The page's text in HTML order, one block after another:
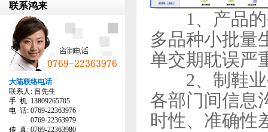
联系鸿来
大陆联络电话
联系人: 吕先生
手 机: 13809265705
电 话: 0769-22363976
0769-22363979
传 真: 0769-22363980
1、产品的
多品种小批量
单交期耽误严
2、制鞋业
各部门间信息
时性、准确性